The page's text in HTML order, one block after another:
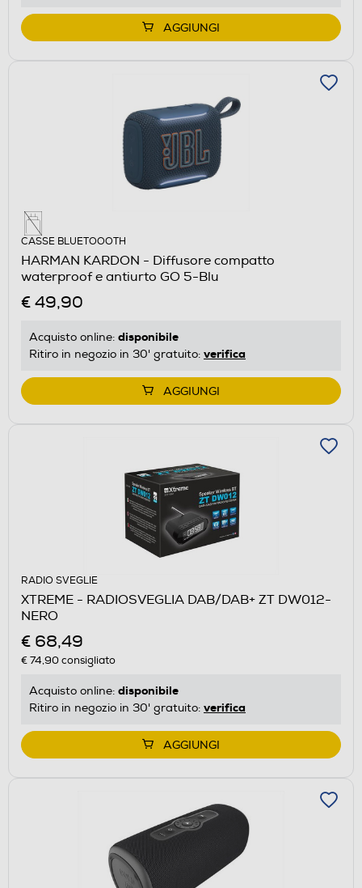
AGGIUNGI
CASSE BLUETOOOTH
HARMAN KARDON - Diffusore compatto
waterproof e antiurto GO 5-Blu
€ 49,90
Acquisto online: disponibile
Ritiro in negozio in 30' gratuito: verifica
AGGIUNGI
RADIO SVEGLIE
XTREME - RADIOSVEGLIA DAB/DAB+ ZT DW012-
NERO
€ 68,49
€ 74,90consigliato
Acquisto online: disponibile
Ritiro in negozio in 30' gratuito: verifica
AGGIUNGI